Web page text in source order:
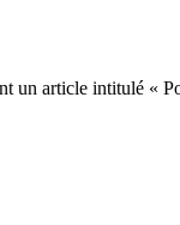
un article intitulé «